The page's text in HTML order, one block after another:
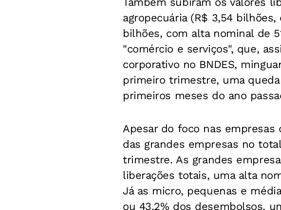
agropecuária (R$ 3,54
bilhões, com alta nominal de
"comércio e serviços", que,
corporativo no BNDES,
primeiro trimestre, uma
primeiros meses do ano
Apesar do foco nas
das grandes empresas no
trimestre. As grandes
liberações totais, uma alta
Já as micro, pequenas e
ou 43,2% dos desembolsos,